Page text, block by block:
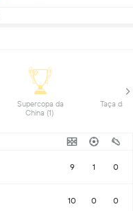
Supercopa da
China (1)
9 1 0
10 0 0